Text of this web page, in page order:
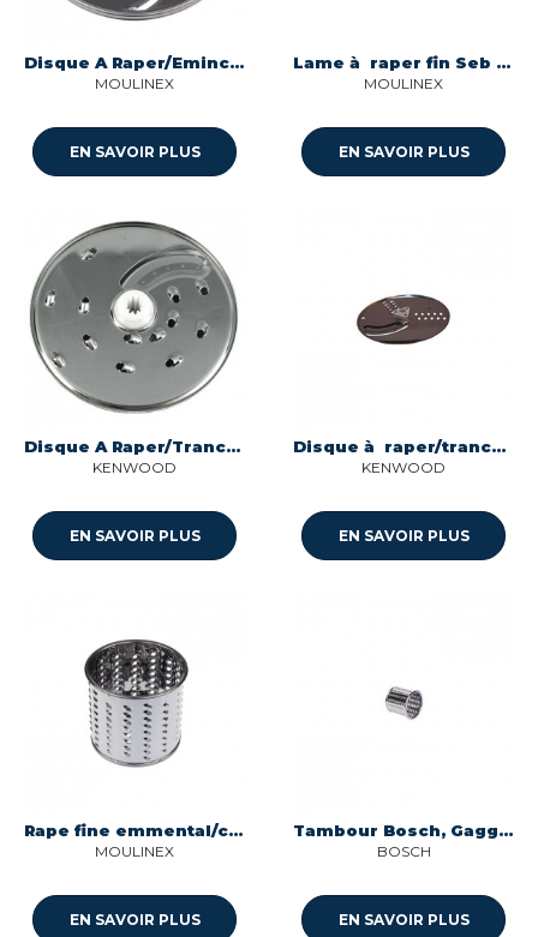
Disque A Raper/Emincer Fin SEB, Moulinex, Krups, Tefal, Rowenta
MOULINEX
EN SAVOIR PLUS
Lame à raper fin Seb MS-0A13873
MOULINEX
EN SAVOIR PLUS
Disque A Raper/Trancher Moyen Delonghi, Kenwood
KENWOOD
EN SAVOIR PLUS
Disque à raper/trancher fin Kenwood at640
KENWOOD
EN SAVOIR PLUS
Rape fine emmental/carotte Seb SS-989854
MOULINEX
EN SAVOIR PLUS
Tambour Bosch, Gaggenau, Neff, Siemens, Viva
BOSCH
EN SAVOIR PLUS